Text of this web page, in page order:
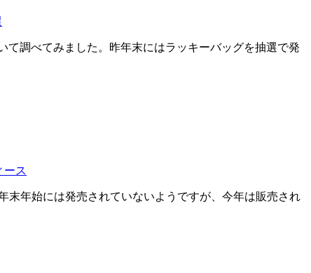
て調べてみました。昨年末にはラッキーバッグを抽選で発
ース
末年始には発売されていないようですが、今年は販売され